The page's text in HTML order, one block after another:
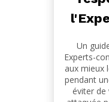
Un
Experts-
aux mieux
pendant
éviter de